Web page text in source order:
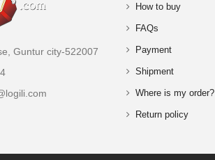
Guntur city-522007
How to buy
FAQs
Payment
Shipment
Where is my order?
Return policy